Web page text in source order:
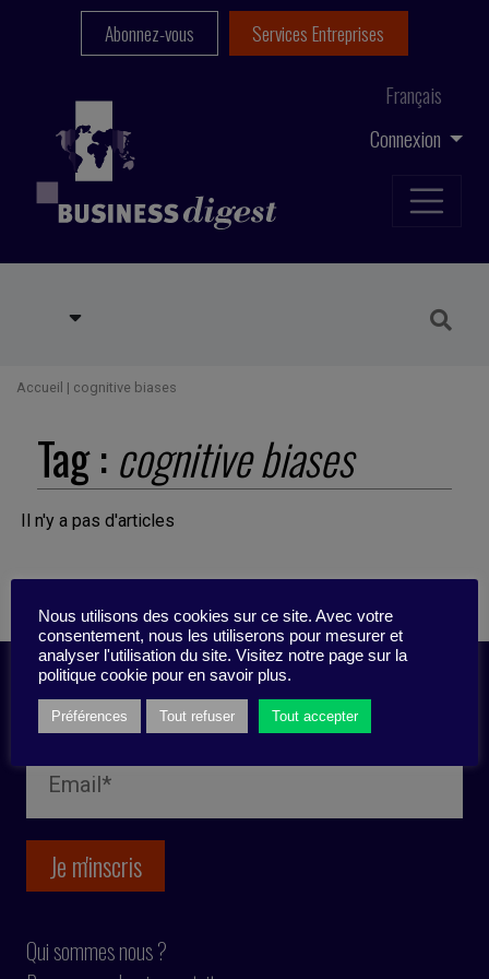
Connexion
Français
Abonnez-vous Services Entreprises
Accueil | cognitive biases
Tag : cognitive biases
Il n'y a pas d'articles
Inscription newsletter
Qui sommes nous ?
Nous utilisons des cookies sur ce site. Avec votre
consentement, nous les utiliserons pour mesurer et
analyser l'utilisation du site. Visitez notre page sur la
politique cookie pour en savoir plus.
Préférences Tout refuser Tout accepter